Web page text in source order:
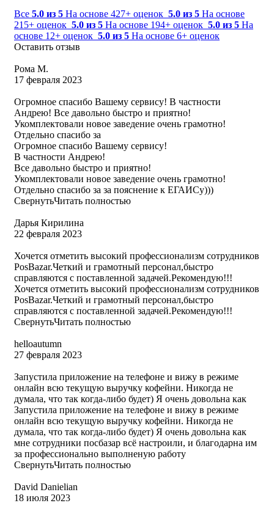
Все 5.0 из 5 На основе 427+ оценок 5.0 из 5 На основе
215+ оценок 5.0 из 5 На основе 194+ оценок 5.0 из 5 На
основе 12+ оценок 5.0 из 5 На основе 6+ оценок
Оставить отзыв
Рома М.
17 февраля 2023
Огромное спасибо Вашему сервису! В частности
Андрею! Все давольно быстро и приятно!
Укомплектовали новое заведение очень грамотно!
Отдельно спасибо за
Огромное спасибо Вашему сервису!
В частности Андрею!
Все давольно быстро и приятно!
Укомплектовали новое заведение очень грамотно!
Отдельно спасибо за за пояснение к ЕГАИСу)))
СвернутьЧитать полностью
Дарья Кирилина
22 февраля 2023
Хочется отметить высокий профессионализм сотрудников
PosBazar.Четкий и грамотный персонал,быстро
справляются с поставленной задачей.Рекомендую!!!
Хочется отметить высокий профессионализм сотрудников
PosBazar.Четкий и грамотный персонал,быстро
справляются с поставленной задачей.Рекомендую!!!
СвернутьЧитать полностью
helloautumn
27 февраля 2023
Запустила приложение на телефоне и вижу в режиме
онлайн всю текущую выручку кофейни. Никогда не
думала, что так когда-либо будет) Я очень довольна как
Запустила приложение на телефоне и вижу в режиме
онлайн всю текущую выручку кофейни. Никогда не
думала, что так когда-либо будет) Я очень довольна как
мне сотрудники посбазар всё настроили, и благодарна им
за профессионально выполненую работу
СвернутьЧитать полностью
David Danielian
18 июля 2023